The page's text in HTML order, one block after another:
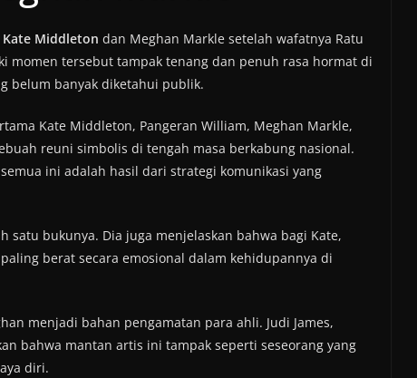
Kate Middleton dan Meghan Markle setelah wafatnya Ratu
momen tersebut tampak tenang dan penuh rasa hormat di
belum banyak diketahui publik.
Kate Middleton, Pangeran William, Meghan Markle,
reuni simbolis di tengah masa berkabung nasional.
ini adalah hasil dari strategi komunikasi yang
satu bukunya. Dia juga menjelaskan bahwa bagi Kate,
berat secara emosional dalam kehidupannya di
menjadi bahan pengamatan para ahli. Judi James,
bahwa mantan artis ini tampak seperti seseorang yang
diri.